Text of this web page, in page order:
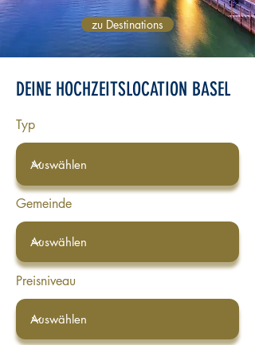
zu Destinations
DEINE HOCHZEITSLOCATION BASEL
Typ
Gemeinde
Preisniveau